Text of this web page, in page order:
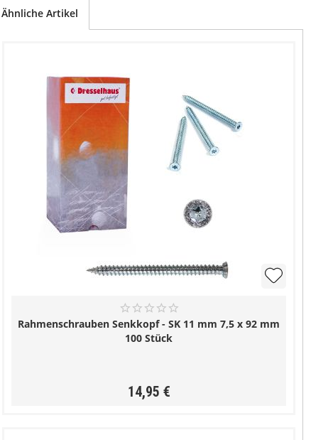
Ähnliche Artikel
Rahmenschrauben Senkkopf - SK 11 mm 7,5 x 92 mm
100 Stück
14,95 €